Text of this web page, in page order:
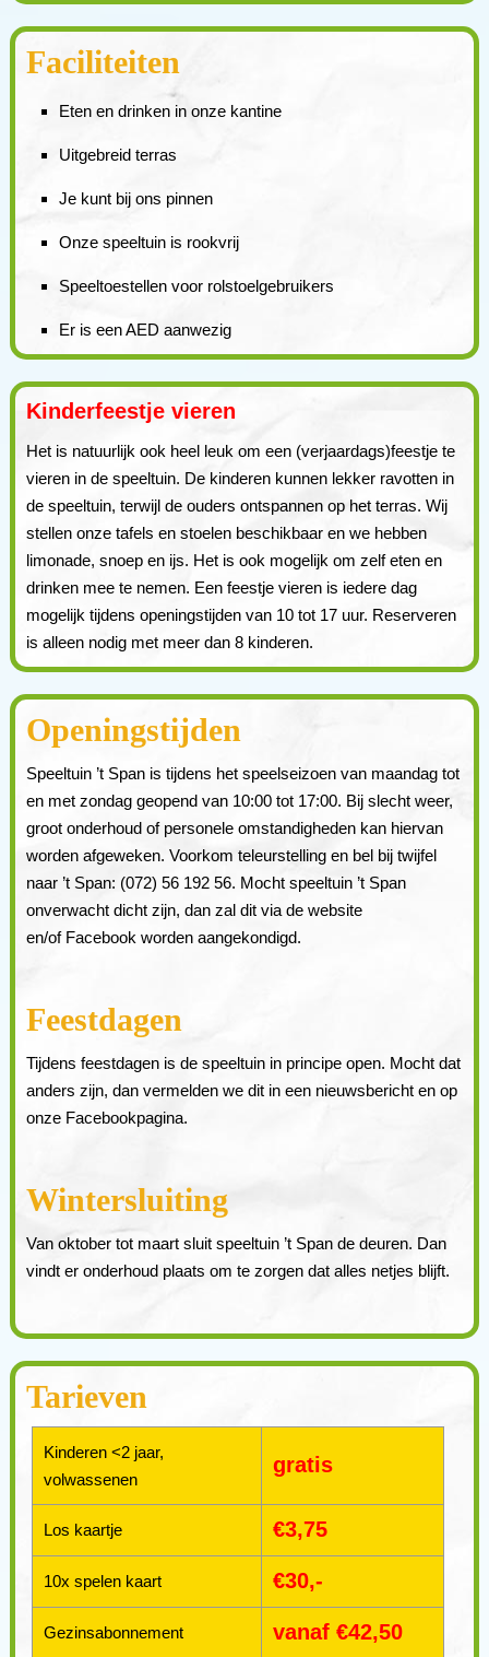
Faciliteiten
Eten en drinken in onze kantine
Uitgebreid terras
Je kunt bij ons pinnen
Onze speeltuin is rookvrij
Speeltoestellen voor rolstoelgebruikers
Er is een AED aanwezig
Kinderfeestje vieren
Het is natuurlijk ook heel leuk om een (verjaardags)feestje te
vieren in de speeltuin. De kinderen kunnen lekker ravotten in
de speeltuin, terwijl de ouders ontspannen op het terras. Wij
stellen onze tafels en stoelen beschikbaar en we hebben
limonade, snoep en ijs. Het is ook mogelijk om zelf eten en
drinken mee te nemen. Een feestje vieren is iedere dag
mogelijk tijdens openingstijden van 10 tot 17 uur. Reserveren
is alleen nodig met meer dan 8 kinderen.
Openingstijden
Speeltuin ’t Span is tijdens het speelseizoen van maandag tot
en met zondag geopend van 10:00 tot 17:00. Bij slecht weer,
groot onderhoud of personele omstandigheden kan hiervan
worden afgeweken. Voorkom teleurstelling en bel bij twijfel
naar ’t Span: (072) 56 192 56. Mocht speeltuin ’t Span
onverwacht dicht zijn, dan zal dit via de website
en/of Facebook worden aangekondigd.
Feestdagen
Tijdens feestdagen is de speeltuin in principe open. Mocht dat
anders zijn, dan vermelden we dit in een nieuwsbericht en op
onze Facebookpagina.
Wintersluiting
Van oktober tot maart sluit speeltuin ’t Span de deuren. Dan
vindt er onderhoud plaats om te zorgen dat alles netjes blijft.
Tarieven
Kinderen <2 jaar,
volwassenen
gratis
Los kaartje €3,75
10x spelen kaart €30,-
Gezinsabonnement vanaf €42,50